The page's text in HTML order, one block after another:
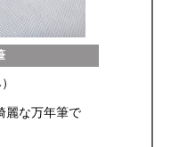
麗な万年筆で